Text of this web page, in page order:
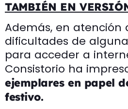
TAMBIÉN EN
Además, en atención
dificultades de
para acceder a
Consistorio ha
ejemplares en papel
festivo.